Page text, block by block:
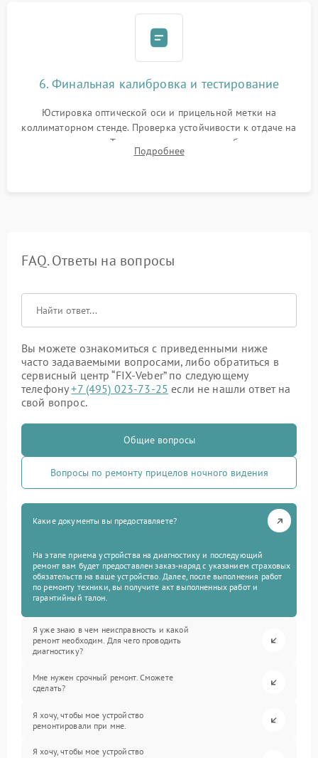
6. Финальная калибровка и тестирование
Юстировка оптической оси и прицельной метки на
коллиматорном стенде. Проверка устойчивости к отдаче на
ударном стенде. Тестирование качества изображения в
темноте, дальности обнаружения и корректной работы всех
Подробнее
FAQ. Ответы на вопросы
Вы можете ознакомиться с приведенными ниже
часто задаваемыми вопросами, либо обратиться в
сервисный центр “FIX-Veber” по следующему
телефону+7 (495) 023-73-25 если не нашли ответ на
свой вопрос.
Общие вопросы
Вопросы по ремонту прицелов ночного видения
Какие документы вы предоставляете?
На этапе приема устройства на диагностику и последующий
ремонт вам будет предоставлен заказ-наряд с указанием страховых
обязательств на ваше устройство. Далее, после выполнения работ
по ремонту техники, вы получите акт выполненных работ и
гарантийный талон.
Я уже знаю в чем неисправность и какой
ремонт необходим. Для чего проводить
диагностику?
Мне нужен срочный ремонт. Сможете
сделать?
Я хочу, чтобы мое устройство
ремонтировали при мне.
Я хочу, чтобы мое устройство